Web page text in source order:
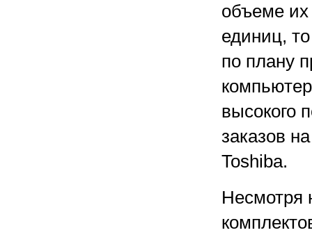
объеме их
единиц,
по плану
высокого
заказов
Toshiba.
Несмотря